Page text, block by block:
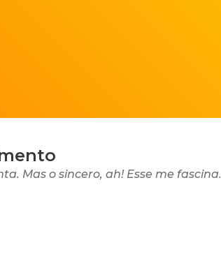
Mas o sincero, ah! Esse me fascina.